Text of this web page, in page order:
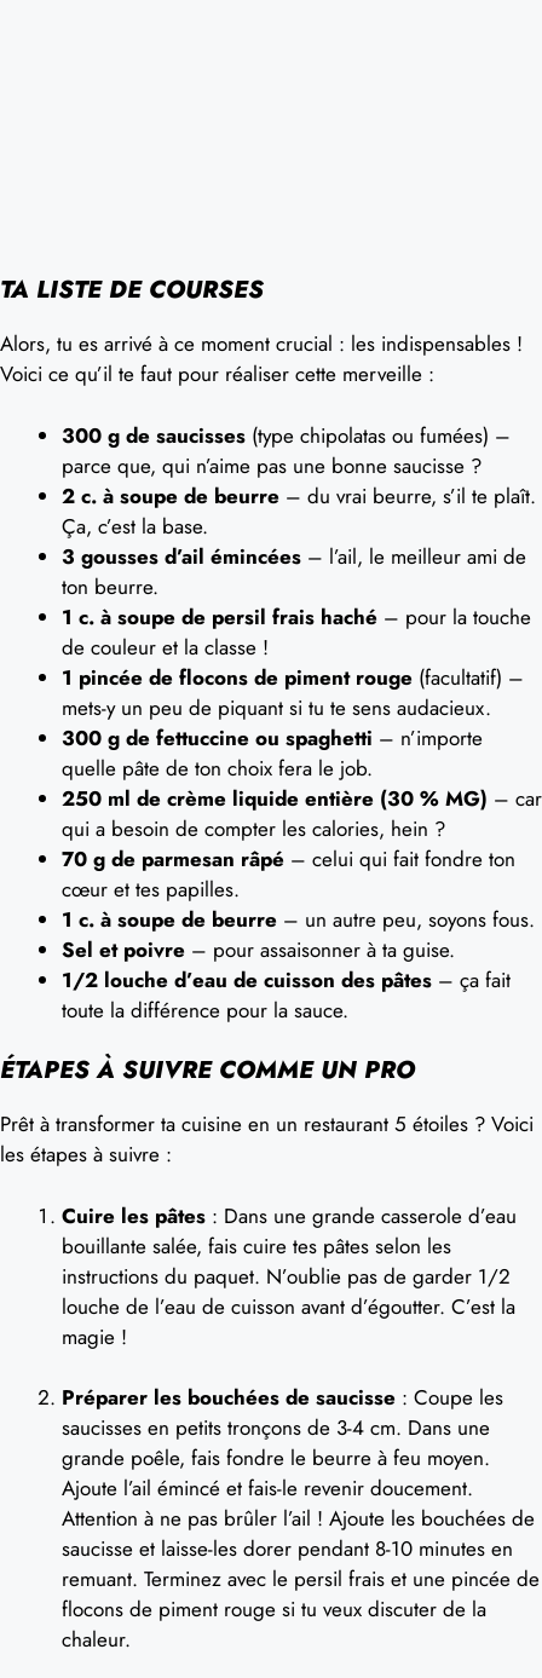
TA LISTE DE COURSES
Alors, tu es arrivé à ce moment crucial : les indispensables !
Voici ce qu’il te faut pour réaliser cette merveille :
300 g de saucisses (type chipolatas ou fumées) –
parce que, qui n’aime pas une bonne saucisse ?
2 c. à soupe de beurre – du vrai beurre, s’il te plaît.
Ça, c’est la base.
3 gousses d’ail émincées – l’ail, le meilleur ami de
ton beurre.
1 c. à soupe de persil frais haché – pour la touche
de couleur et la classe !
1 pincée de flocons de piment rouge (facultatif) –
mets-y un peu de piquant si tu te sens audacieux.
300 g de fettuccine ou spaghetti – n’importe
quelle pâte de ton choix fera le job.
250 ml de crème liquide entière (30 % MG) – car
qui a besoin de compter les calories, hein ?
70 g de parmesan râpé – celui qui fait fondre ton
cœur et tes papilles.
1 c. à soupe de beurre – un autre peu, soyons fous.
Sel et poivre – pour assaisonner à ta guise.
1/2 louche d’eau de cuisson des pâtes – ça fait
toute la différence pour la sauce.
ÉTAPES À SUIVRE COMME UN PRO
Prêt à transformer ta cuisine en un restaurant 5 étoiles ? Voici
les étapes à suivre :
Cuire les pâtes : Dans une grande casserole d’eau
bouillante salée, fais cuire tes pâtes selon les
instructions du paquet. N’oublie pas de garder 1/2
louche de l’eau de cuisson avant d’égoutter. C’est la
magie !
Préparer les bouchées de saucisse : Coupe les
saucisses en petits tronçons de 3-4 cm. Dans une
grande poêle, fais fondre le beurre à feu moyen.
Ajoute l’ail émincé et fais-le revenir doucement.
Attention à ne pas brûler l’ail ! Ajoute les bouchées de
saucisse et laisse-les dorer pendant 8-10 minutes en
remuant. Terminez avec le persil frais et une pincée de
flocons de piment rouge si tu veux discuter de la
chaleur.